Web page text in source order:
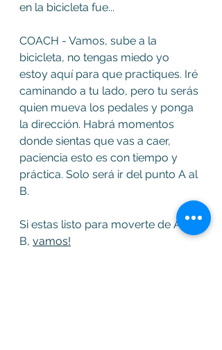
en la bicicleta fue...
COACH - Vamos, sube a la
bicicleta, no tengas miedo yo
estoy aquí para que practiques. Iré
caminando a tu lado, pero tu serás
quien mueva los pedales y ponga
la dirección. Habrá momentos
donde sientas que vas a caer,
paciencia esto es con tiempo y
práctica. Solo será ir del punto A al
B.
Si estas listo para moverte de A a
B, vamos!